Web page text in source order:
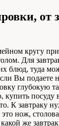
от
кругу
Для
блюд, туда
Вы подаете
глубокую
купить
К завтраку
нож,
же